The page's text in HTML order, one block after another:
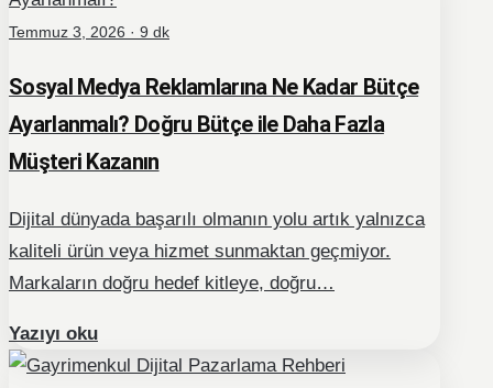
Temmuz 3, 2026 · 9 dk
Sosyal Medya Reklamlarına Ne Kadar Bütçe
Ayarlanmalı? Doğru Bütçe ile Daha Fazla
Müşteri Kazanın
Dijital dünyada başarılı olmanın yolu artık yalnızca
kaliteli ürün veya hizmet sunmaktan geçmiyor.
Markaların doğru hedef kitleye, doğru…
Yazıyı oku